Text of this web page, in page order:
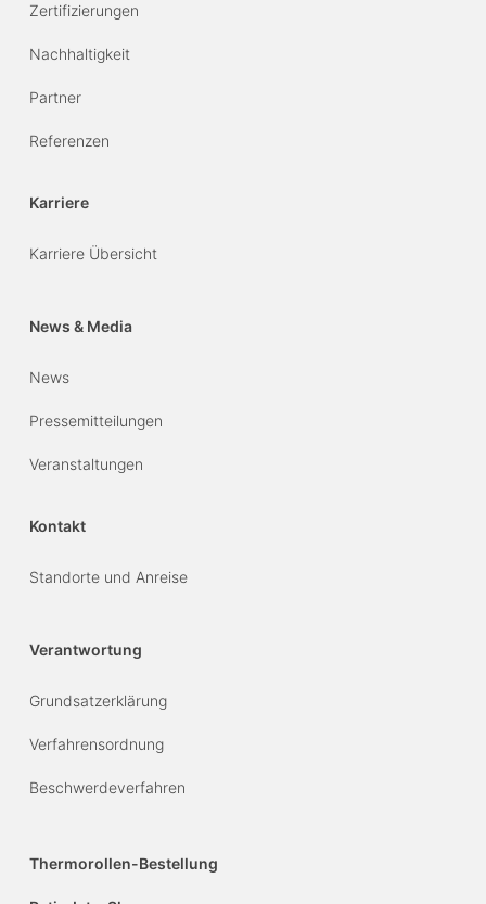
Zertifizierungen
Nachhaltigkeit
Partner
Referenzen
Karriere
Karriere Übersicht
News & Media
News
Pressemitteilungen
Veranstaltungen
Kontakt
Standorte und Anreise
Verantwortung
Grundsatzerklärung
Verfahrensordnung
Beschwerdeverfahren
Thermorollen-Bestellung